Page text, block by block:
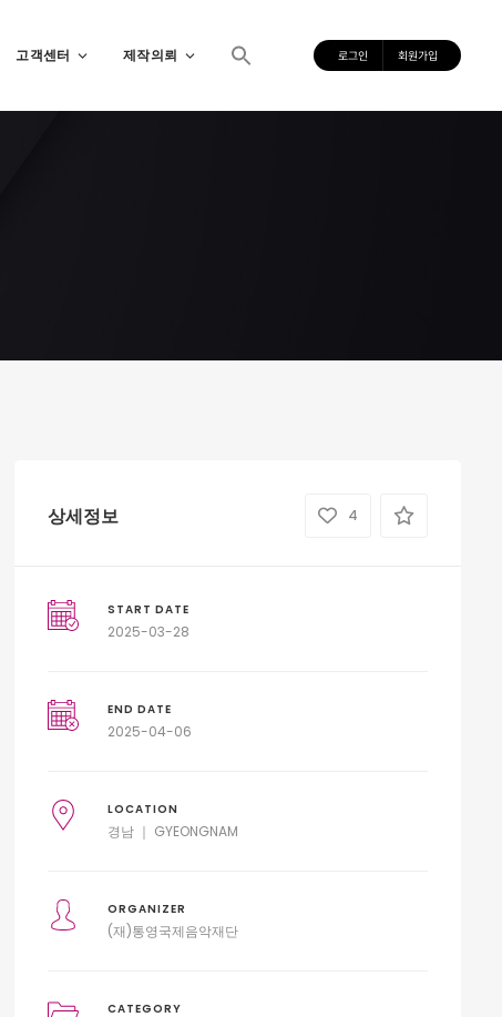
고객센터 제작의뢰 로그인 회원가입
상세정보 4
START DATE
2025-03-28
END DATE
2025-04-06
LOCATION
경남 ｜ GYEONGNAM
ORGANIZER
(재)통영국제음악재단
CATEGORY